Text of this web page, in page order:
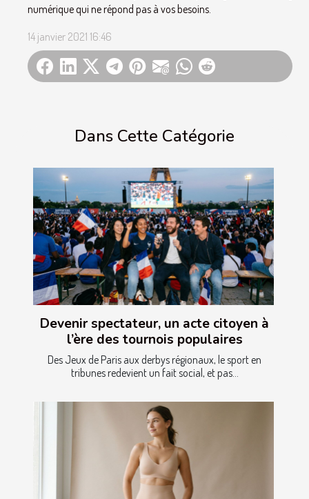
Dans Cette Catégorie
Devenir spectateur, un acte citoyen à
l’ère des tournois populaires
Des Jeux de Paris aux derbys régionaux, le sport en
tribunes redevient un fait social, et pas...
numérique qui ne répond pas à vos besoins.
14 janvier 2021 16:46